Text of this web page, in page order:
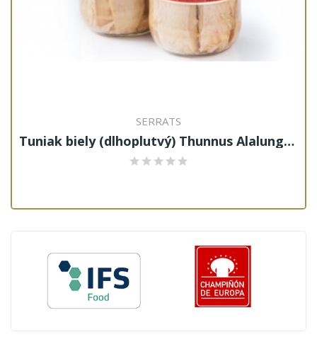
SERRATS
Tuniak biely (dlhoplutvý) Thunnus Alalunga,...